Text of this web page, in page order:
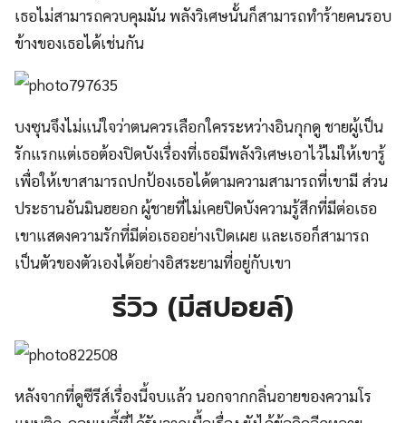
เธอไม่สามารถควบคุมมัน พลังวิเศษนั้นก็สามารถทำร้ายคนรอบ
ข้างของเธอได้เช่นกัน
บงซุนจึงไม่แน่ใจว่าตนควรเลือกใครระหว่างอินกุกดู ชายผู้เป็น
รักแรกแต่เธอต้องปิดบังเรื่องที่เธอมีพลังวิเศษเอาไว้ไม่ให้เขารู้
เพื่อให้เขาสามารถปกป้องเธอได้ตามความสามารถที่เขามี ส่วน
ประธานอันมินฮยอก ผู้ชายที่ไม่เคยปิดบังความรู้สึกที่มีต่อเธอ
เขาแสดงความรักที่มีต่อเธออย่างเปิดเผย และเธอก็สามารถ
เป็นตัวของตัวเองได้อย่างอิสระยามที่อยู่กับเขา
รีวิว (มีสปอยล์)
หลังจากที่ดูซีรีส์เรื่องนี้จบแล้ว นอกจากกลิ่นอายของความโร